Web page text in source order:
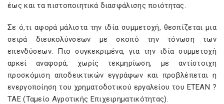
έως και τα πιστοποιητικά διασφάλισης ποιότητας.
Σε ό,τι αφορά μάλιστα την ιδία συμμετοχή, θεσπίζεται μια
σειρά διευκολύνσεων με σκοπό την τόνωση των
επενδύσεων. Πιο συγκεκριμένα, για την ιδία συμμετοχή
αρκεί αναφορά, χωρίς τεκμηρίωση, με αντίστοιχη
προσκόμιση αποδεικτικών εγγράφων και προβλέπεται η
ενεργοποίηση του χρηματοδοτικού εργαλείου του ΕΤΕΑΝ ?
ΤΑΕ (Ταμείο Αγροτικής Επιχειρηματικότητας).